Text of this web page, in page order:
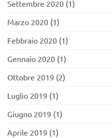
Settembre 2020 (1)
Marzo 2020 (1)
Febbraio 2020 (1)
Gennaio 2020 (1)
Ottobre 2019 (2)
Luglio 2019 (1)
Giugno 2019 (1)
Aprile 2019 (1)